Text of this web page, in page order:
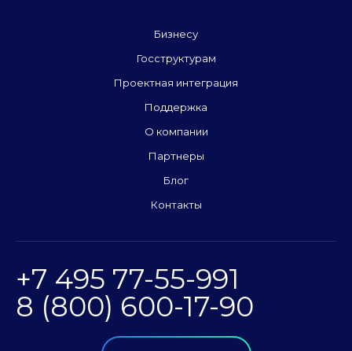
Бизнесу
Госструктурам
Проектная интеграция
Поддержка
О компании
Партнеры
Блог
Контакты
+7 495 77-55-991
8 (800) 600-17-90